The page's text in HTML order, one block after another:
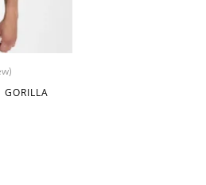
GORILLA